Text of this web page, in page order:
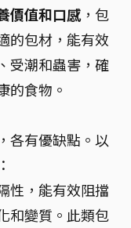
價值和口感，包
的包材，能有效
受潮和蟲害，確
的食物。
各有優缺點。以
性，能有效阻擋
和變質。此類包